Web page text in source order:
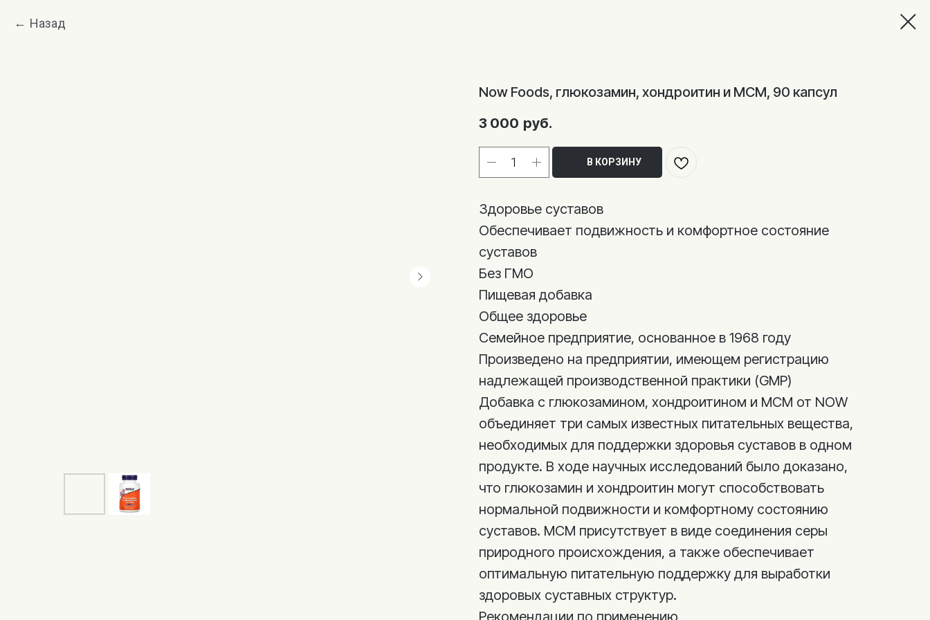
Назад
Now Foods, глюкозамин, хондроитин и МСМ, 90 капсул
3 000 руб.
В КОРЗИНУ
Здоровье суставов
Обеспечивает подвижность и комфортное состояние
суставов
Без ГМО
Пищевая добавка
Общее здоровье
Семейное предприятие, основанное в 1968 году
Произведено на предприятии, имеющем регистрацию
надлежащей производственной практики (GMP)
Добавка с глюкозамином, хондроитином и МСМ от NOW
объединяет три самых известных питательных вещества,
необходимых для поддержки здоровья суставов в одном
продукте. В ходе научных исследований было доказано,
что глюкозамин и хондроитин могут способствовать
нормальной подвижности и комфортному состоянию
суставов. МСМ присутствует в виде соединения серы
природного происхождения, а также обеспечивает
оптимальную питательную поддержку для выработки
здоровых суставных структур.
Рекомендации по применению